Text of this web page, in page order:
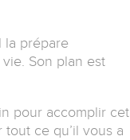
la prépare
Son plan est
pour accomplir cet
ce qu’il vous a